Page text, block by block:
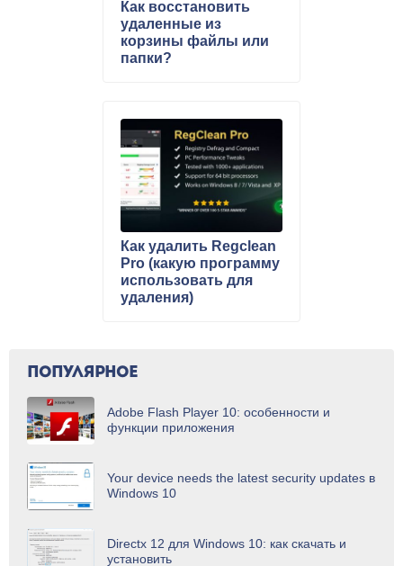
Как восстановить
удаленные из
корзины файлы или
папки?
Как удалить Regclean
Pro (какую программу
использовать для
удаления)
ПОПУЛЯРНОЕ
Adobe Flash Player 10: особенности и
функции приложения
Your device needs the latest security updates в
Windows 10
Directx 12 для Windows 10: как скачать и
установить